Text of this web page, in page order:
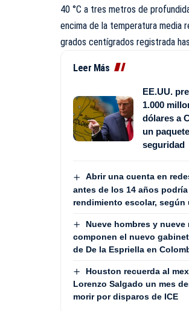
40 °C a tres metros de
encima de la temperatura media
grados centígrados registrada
Leer Más
EE.UU.
1.000
dólares a
un
seguridad
Abrir una cuenta en
antes de los 14 años
rendimiento escolar, según
Nueve hombres y nueve
componen el nuevo
de De la Espriella en
Houston recuerda al
Lorenzo Salgado un mes
morir por disparos de ICE